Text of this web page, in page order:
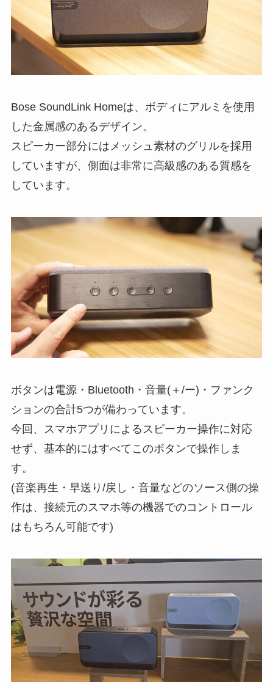
Bose SoundLink Homeは、ボディにアルミを使用
した金属感のあるデザイン。
スピーカー部分にはメッシュ素材のグリルを採用
していますが、側面は非常に高級感のある質感を
しています。
ボタンは電源・Bluetooth・音量(＋/ー)・ファンク
ションの合計5つが備わっています。
今回、スマホアプリによるスピーカー操作に対応
せず、基本的にはすべてこのボタンで操作しま
す。
(音楽再生・早送り/戻し・音量などのソース側の操
作は、接続元のスマホ等の機器でのコントロール
はもちろん可能です)